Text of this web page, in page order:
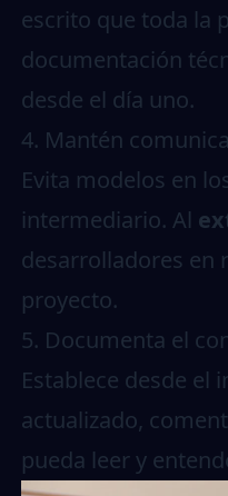
escrito que toda la
documentación
desde el día uno.
4. Mantén
Evita modelos en
intermediario. Al
desarrolladores en
proyecto.
5. Documenta el
Establece desde el
actualizado,
pueda leer y